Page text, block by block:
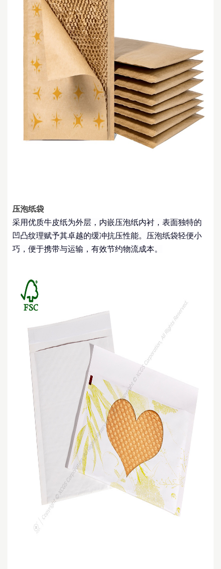
压泡纸袋
采用优质牛皮纸为外层，内嵌压泡纸内衬，表面独特的
凹凸纹理赋予其卓越的缓冲抗压性能。压泡纸袋轻便小
巧，便于携带与运输，有效节约物流成本。